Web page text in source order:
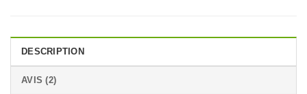
DESCRIPTION
AVIS (2)